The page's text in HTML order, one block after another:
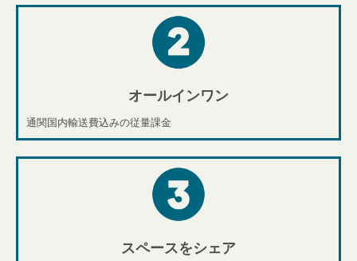
オールインワン​
通関国内輸送費込みの従量課金
スペースをシェア​